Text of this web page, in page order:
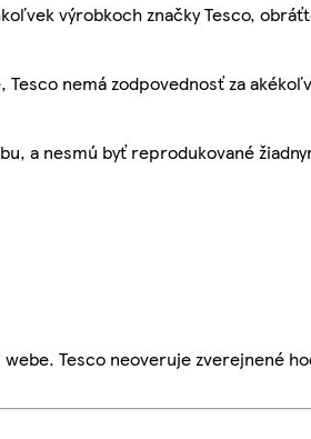
výrobkoch značky Tesco,
nemá zodpovednosť za
a nesmú byť reprodukované
Tesco neoveruje zverejnené